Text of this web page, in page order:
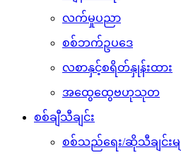
လက်မှုပညာ
စစ်ဘက်ဥပဒေ
လစာနှင့်စရိတ်နှုန်းထား
အထွေထွေဗဟုသုတ
စစ်ချီသီချင်း
စစ်သည်ရေး/ဆိုသီချင်းမျ